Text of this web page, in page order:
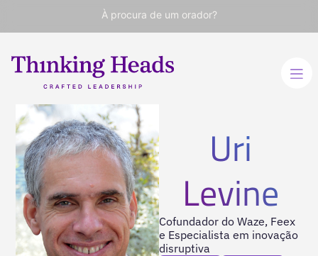
À procura de um orador?
Uri
Levine
Cofundador do Waze, Feex
e Especialista em inovação
disruptiva